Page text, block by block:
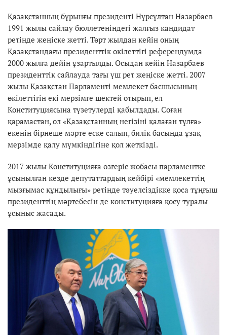
Қазақстанның бұрынғы президенті Нұрсұлтан Назарбаев
1991 жылы сайлау бюллетеніндегі жалғыз кандидат
ретінде жеңіске жетті. Төрт жылдан кейін оның
Қазақстандағы президенттік өкілеттігі референдумда
2000 жылға дейін ұзартылды. Осыдан кейін Назарбаев
президенттік сайлауда тағы үш рет жеңіске жетті. 2007
жылы Қазақстан Парламенті мемлекет басшысының
өкілеттігін екі мерзімге шектей отырып, ел
Конституциясына түзетулерді қабылдады. Соған
қарамастан, ол «Қазақстанның негізіні қалаған тұлға»
екенін бірнеше мәрте еске салып, билік басында ұзақ
мерзімде қалу мүмкіндігіне қол жеткізді.
2017 жылы Конституцияға өзгеріс жобасы парламентке
ұсынылған кезде депутаттардың кейбірі «мемлекеттің
мызғымас құндылығы» ретінде тәуелсіздікке қоса тұңғыш
президенттің мәртебесін де конституцияға қосу туралы
ұсыныс жасады.